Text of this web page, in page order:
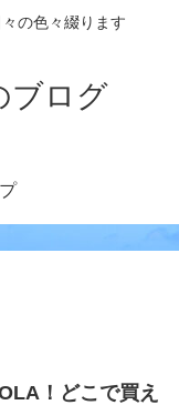
の色々綴ります
ブログ
！どこで買え